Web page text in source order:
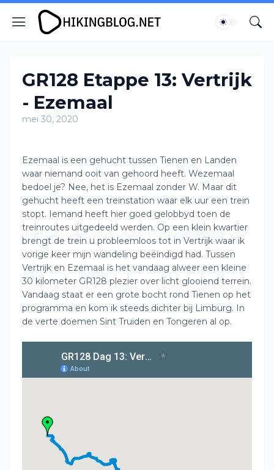
GR128 Etappe 13: Vertrijk
- Ezemaal
mei 30, 2020
Ezemaal is een gehucht tussen Tienen en Landen
waar niemand ooit van gehoord heeft. Wezemaal
bedoel je? Nee, het is Ezemaal zonder W. Maar dit
gehucht heeft een treinstation waar elk uur een trein
stopt. Iemand heeft hier goed gelobbyd toen de
treinroutes uitgedeeld werden. Op een klein kwartier
brengt de trein u probleemloos tot in Vertrijk waar ik
vorige keer mijn wandeling beëindigd had. Tussen
Vertrijk en Ezemaal is het vandaag alweer een kleine
30 kilometer GR128 plezier over licht glooiend terrein.
Vandaag staat er een grote bocht rond Tienen op het
programma en kom ik steeds dichter bij Limburg. In
de verte doemen Sint Truiden en Tongeren al op.